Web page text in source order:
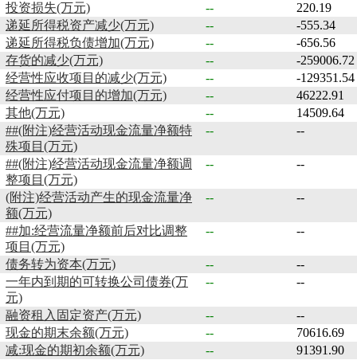
投资损失(万元)
--
220.19
递延所得税资产减少(万元)
--
-555.34
递延所得税负债增加(万元)
--
-656.56
存货的减少(万元)
--
-259006.72
经营性应收项目的减少(万元)
--
-129351.54
经营性应付项目的增加(万元)
--
46222.91
其他(万元)
--
14509.64
##(附注)经营活动现金流量净额特
殊项目(万元)
-- --
##(附注)经营活动现金流量净额调
整项目(万元)
-- --
(附注)经营活动产生的现金流量净
额(万元)
-- --
##加:经营流量净额前后对比调整
项目(万元)
-- --
债务转为资本(万元) --
--
一年内到期的可转换公司债券(万
元)
-- --
融资租入固定资产(万元) --
--
现金的期末余额(万元)
--
70616.69
减:现金的期初余额(万元)
--
91391.90